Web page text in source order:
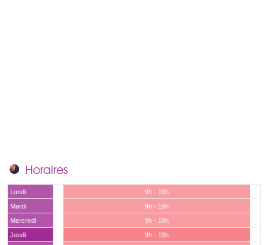
Horaires
Lundi
9h - 19h
Mardi
9h - 19h
Mercredi
9h - 19h
Jeudi
9h - 19h